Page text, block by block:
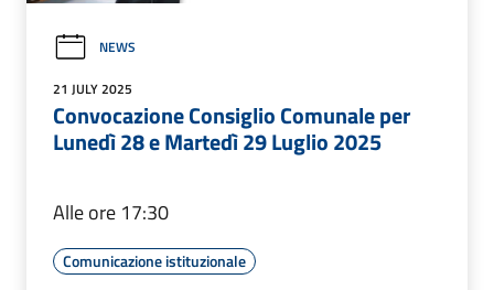
NEWS
21 JULY 2025
Convocazione Consiglio Comunale per
Lunedì 28 e Martedì 29 Luglio 2025
Alle ore 17:30
Comunicazione istituzionale